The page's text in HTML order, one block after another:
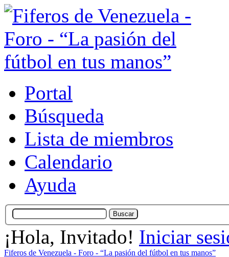
Portal
Búsqueda
Lista de miembros
Calendario
Ayuda
¡Hola, Invitado! Iniciar
Fiferos de Venezuela - Foro - “La pasión del fútbol en tus manos”